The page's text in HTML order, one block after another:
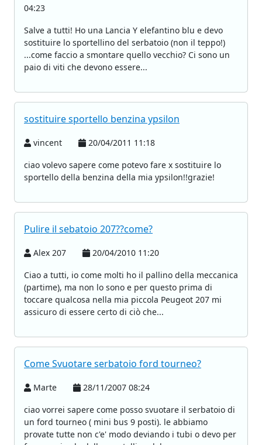
04:23
Salve a tutti! Ho una Lancia Y elefantino blu e devo
sostituire lo sportellino del serbatoio (non il teppo!)
...come faccio a smontare quello vecchio? Ci sono un
paio di viti che devono essere...
sostituire sportello benzina ypsilon
vincent
20/04/2011 11:18
ciao volevo sapere come potevo fare x sostituire lo
sportello della benzina della mia ypsilon!!grazie!
Pulire il sebatoio 207??come?
Alex 207
20/04/2010 11:20
Ciao a tutti, io come molti ho il pallino della meccanica
(partime), ma non lo sono e per questo prima di
toccare qualcosa nella mia piccola Peugeot 207 mi
assicuro di essere certo di ciò che...
Come Svuotare serbatoio ford tourneo?
Marte
28/11/2007 08:24
ciao vorrei sapere come posso svuotare il serbatoio di
un ford tourneo ( mini bus 9 posti). le abbiamo
provate tutte non c'e' modo deviando i tubi o devo per